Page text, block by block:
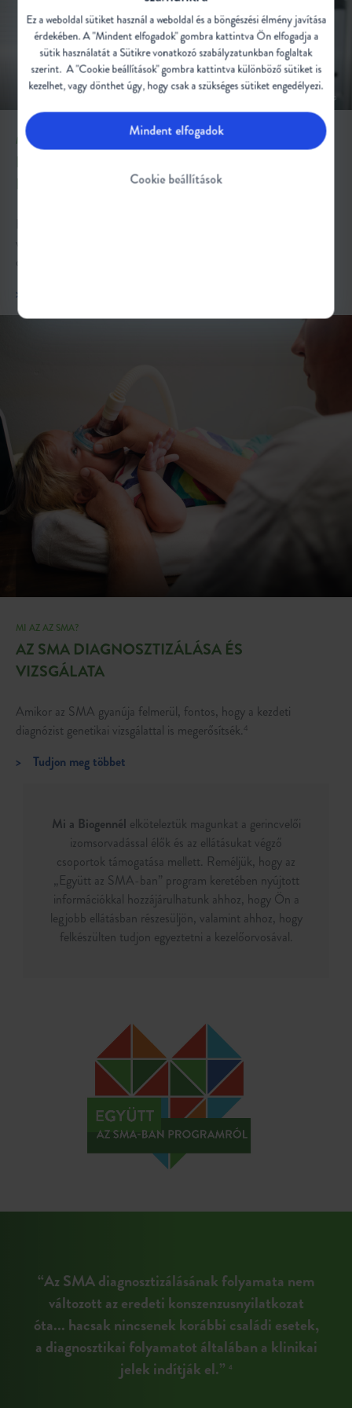
Ez a weboldal sütiket használ a weboldal és a böngészési élmény javítása
érdekében. A "Mindent elfogadok" gombra kattintva Ön elfogadja a
sütik használatát a Sütikre vonatkozószabályzatunkbanfoglaltak
szerint. A "Cookie beállítások" gombra kattintva különböző sütiket is
kezelhet, vagy dönthet úgy, hogy csak a szükséges sütiket engedélyezi.
Mindent elfogadok
Cookie beállítások
MI AZ AZ SMA?
vannak más olyan betegségek, amelyek hasonló tüneteket
okoznak, ám genetikai okaik különbözőek.
>
MI AZ AZ SMA?
AZ SMA DIAGNOSZTIZÁLÁSA ÉS
VIZSGÁLATA
Amikor az SMA gyanúja felmerül, fontos, hogy a kezdeti
diagnózist genetikai vizsgálattal is megerősítsék. 4
> Tudjon meg többet
Mi a Biogennél elköteleztük magunkat a gerincvelői
izomsorvadással élők és az ellátásukat végző
csoportok támogatása mellett. Reméljük, hogy az
„Együtt az SMA-ban” program keretében nyújtott
információkkal hozzájárulhatunk ahhoz, hogy Ön a
legjobb ellátásban részesüljön, valamint ahhoz, hogy
felkészülten tudjon egyeztetni a kezelőorvosával.
“Az SMA diagnosztizálásának folyamata nem
változott az eredeti konszenzusnyilatkozat
óta... hacsak nincsenek korábbi családi esetek,
a diagnosztikai folyamatot általában a klinikai
jelek indítják el.” 4